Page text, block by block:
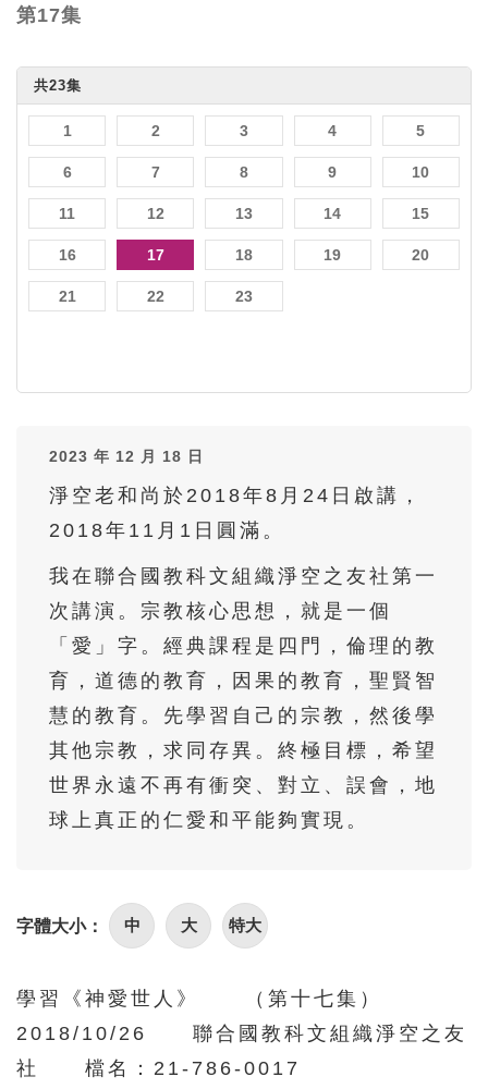
第17集
共23集
1 2 3 4 5
6 7 8 9 10
11 12 13 14 15
16 17 18 19 20
21 22 23
2023 年 12 月 18 日
淨空老和尚於2018年8月24日啟講，
2018年11月1日圓滿。
我在聯合國教科文組織淨空之友社第一
次講演。宗教核心思想，就是一個
「愛」字。經典課程是四門，倫理的教
育，道德的教育，因果的教育，聖賢智
慧的教育。先學習自己的宗教，然後學
其他宗教，求同存異。終極目標，希望
世界永遠不再有衝突、對立、誤會，地
球上真正的仁愛和平能夠實現。
字體大小： 中 大 特大
學習《神愛世人》 （第十七集）
2018/10/26 聯合國教科文組織淨空之友
社 檔名：21-786-0017